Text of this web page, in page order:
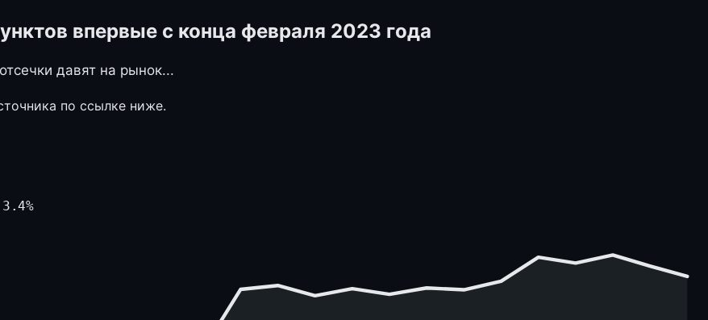
впервые с конца февраля 2023 года
давят на рынок...
по ссылке ниже.
3.4%